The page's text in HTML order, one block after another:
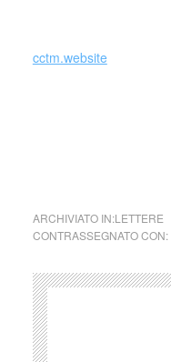
cctm.website
ARCHIVIATO IN:LETTERE
CONTRASSEGNATO CON: